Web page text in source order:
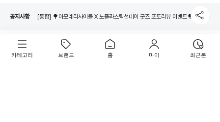
카테고리 브랜드 홈 마이 최근본
공지사항
[통합] 🌳아모레리사이클 X 노플라스틱선데이 굿즈 포토리뷰 이벤트🌳 당첨자 발표
고객센터